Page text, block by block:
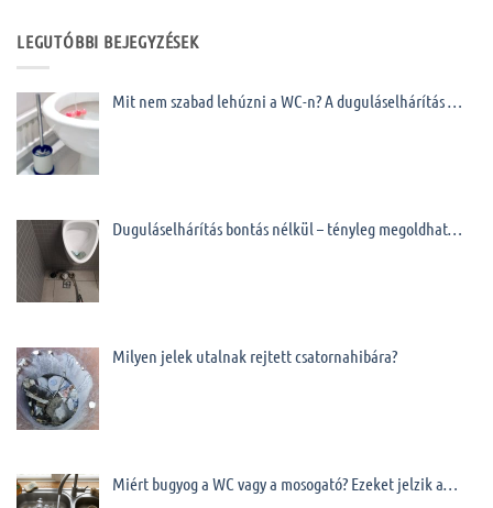
LEGUTÓBBI BEJEGYZÉSEK
Mit nem szabad lehúzni a WC-n? A duguláselhárítás …
Duguláselhárítás bontás nélkül – tényleg megoldhat…
Milyen jelek utalnak rejtett csatornahibára?
Miért bugyog a WC vagy a mosogató? Ezeket jelzik a…